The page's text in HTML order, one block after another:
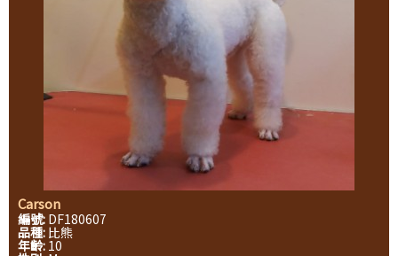
Carson
編號: DF180607
品種: 比熊
年齡: 10